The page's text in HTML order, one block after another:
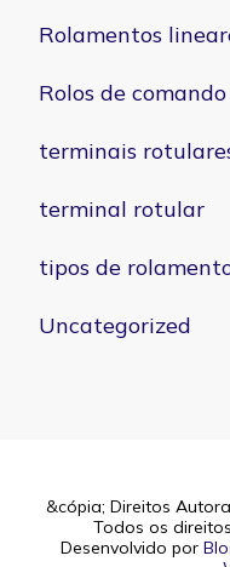
Rolamentos
Rolos de comando
terminais
terminal rotular
tipos de
Uncategorized
&cópia; Direitos
Todos os
Desenvolvido por